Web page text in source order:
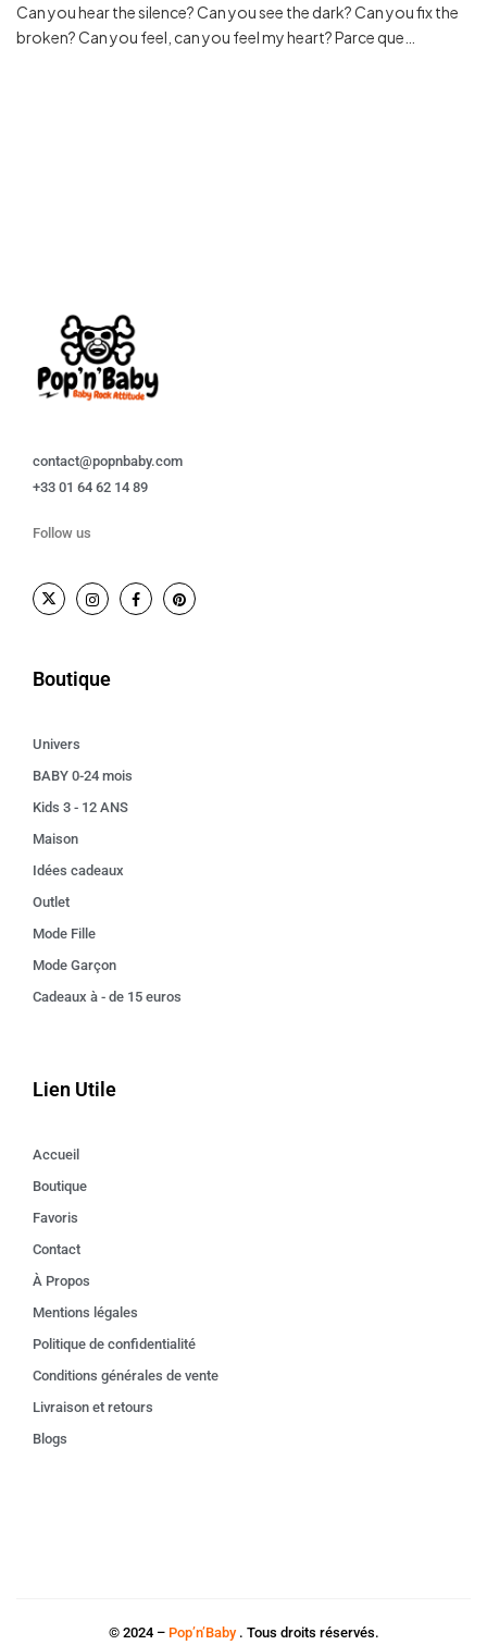
Can you hear the silence? Can you see the dark? Can you fix the
broken? Can you feel, can you feel my heart? Parce que…
contact@popnbaby.com
+33 01 64 62 14 89
Follow us
Boutique
Univers
BABY 0-24 mois
Kids 3 - 12 ANS
Maison
Idées cadeaux
Outlet
Mode Fille
Mode Garçon
Cadeaux à - de 15 euros
Lien Utile
Accueil
Boutique
Favoris
Contact
À Propos
Mentions légales
Politique de confidentialité
Conditions générales de vente
Livraison et retours
Blogs
© 2024 – Pop’n’Baby. Tous droits réservés.